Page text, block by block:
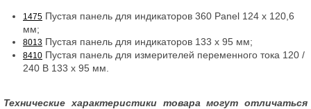
1475 Пустая панель для индикаторов 360 Panel 124 x 120,6
мм;
8013 Пустая панель для индикаторов 133 x 95 мм;
8410 Пустая панель для измерителей переменного тока 120 /
240 В 133 x 95 мм.
Технические характеристики товара могут отличаться